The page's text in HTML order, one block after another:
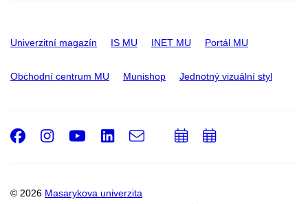
Univerzitní magazín IS MU INET MU Portál MU
Obchodní centrum MU Munishop Jednotný vizuální styl
© 2026 Masarykova univerzita
Facebook
Instagram
Youtube
LinkedIn
e-
Email
PřidatPřidat